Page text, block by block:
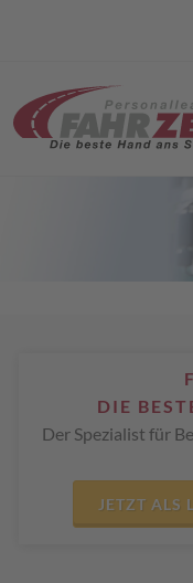
DIE
Der Spezialist für
JETZT ALS